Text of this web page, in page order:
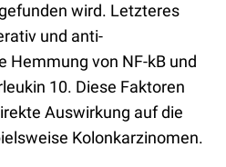
wird. Letzteres
und anti-
Hemmung von NF-kB und
10. Diese Faktoren
Auswirkung auf die
Kolonkarzinomen.